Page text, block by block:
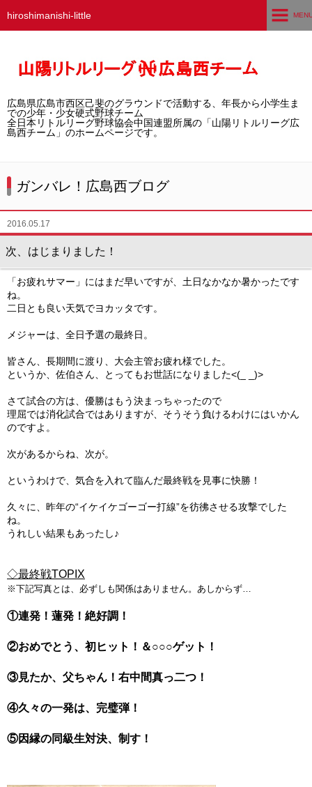
hiroshimanishi-little
広島県広島市西区己斐のグラウンドで活動する、年長から小学生ま
での少年・少女硬式野球チーム
全日本リトルリーグ野球協会中国連盟所属の「山陽リトルリーグ広
島西チーム」のホームページです。
広島西チームとは
選手募集／体験・見学
試合結果
想い出アルバム
卒団生の声
ガンバレ！広島西ブログ
「体験」「見学」お申し込み／その他お問合わせ
寄付のお願い
質問コーナー Ｑ＆Ａ
リトルリーグについて
ガンバレ！広島西ブログ
2016.05.17
次、はじまりました！
「お疲れサマー」にはまだ早いですが、土日なかなか暑かったです
ね。
二日とも良い天気でヨカッタです。
メジャーは、全日予選の最終日。
皆さん、長期間に渡り、大会主管お疲れ様でした。
というか、佐伯さん、とってもお世話になりました<(_ _)>
さて試合の方は、優勝はもう決まっちゃったので
理屈では消化試合ではありますが、そうそう負けるわけにはいかん
のですよ。
次があるからね、次が。
というわけで、気合を入れて臨んだ最終戦を見事に快勝！
久々に、昨年の“イケイケゴーゴー打線”を彷彿させる攻撃でした
ね。
うれしい結果もあったし♪
◇最終戦TOPIX
※下記写真とは、必ずしも関係はありません。あしからず…
①連発！蓮発！絶好調！
②おめでとう、初ヒット！＆○○○ゲット！
③見たか、父ちゃん！右中間真っ二つ！
④久々の一発は、完璧弾！
⑤因縁の同級生対決、制す！